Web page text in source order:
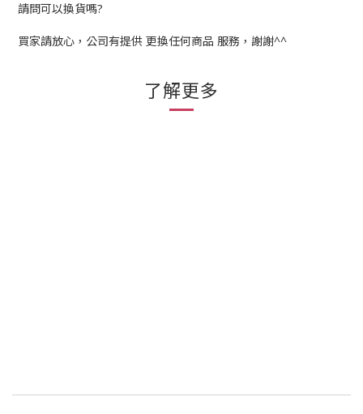
請問可以換貨嗎?
買家請放心，公司有提供 更換任何商品 服務，謝謝^^
了解更多